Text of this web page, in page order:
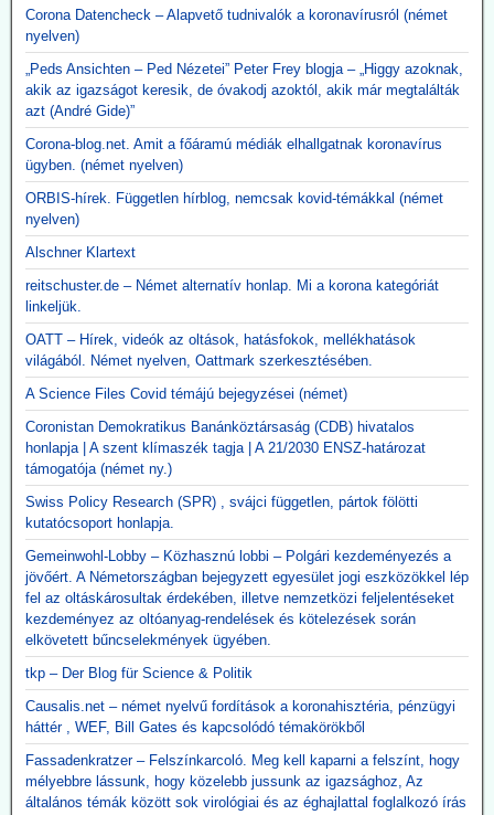
Corona Datencheck – Alapvető tudnivalók a koronavírusról (német
nyelven)
„Peds Ansichten – Ped Nézetei” Peter Frey blogja – „Higgy azoknak,
akik az igazságot keresik, de óvakodj azoktól, akik már megtalálták
azt (André Gide)”
Corona-blog.net. Amit a főáramú médiák elhallgatnak koronavírus
ügyben. (német nyelven)
ORBIS-hírek. Független hírblog, nemcsak kovid-témákkal (német
nyelven)
Alschner Klartext
reitschuster.de – Német alternatív honlap. Mi a korona kategóriát
linkeljük.
OATT – Hírek, videók az oltások, hatásfokok, mellékhatások
világából. Német nyelven, Oattmark szerkesztésében.
A Science Files Covid témájú bejegyzései (német)
Coronistan Demokratikus Banánköztársaság (CDB) hivatalos
honlapja | A szent klímaszék tagja | A 21/2030 ENSZ-határozat
támogatója (német ny.)
Swiss Policy Research (SPR) , svájci független, pártok fölötti
kutatócsoport honlapja.
Gemeinwohl-Lobby – Közhasznú lobbi – Polgári kezdeményezés a
jövőért. A Németországban bejegyzett egyesület jogi eszközökkel lép
fel az oltáskárosultak érdekében, illetve nemzetközi feljelentéseket
kezdeményez az oltóanyag-rendelések és kötelezések során
elkövetett bűncselekmények ügyében.
tkp – Der Blog für Science & Politik
Causalis.net – német nyelvű fordítások a koronahisztéria, pénzügyi
háttér , WEF, Bill Gates és kapcsolódó témakörökből
Fassadenkratzer – Felszínkarcoló. Meg kell kaparni a felszínt, hogy
mélyebbre lássunk, hogy közelebb jussunk az igazsághoz, Az
általános témák között sok virológiai és az éghajlattal foglalkozó írás